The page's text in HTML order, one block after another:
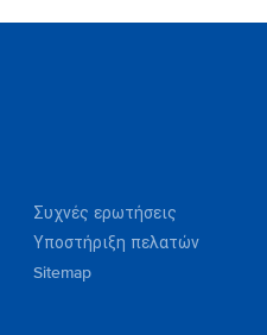
Συχνές ερωτήσεις
Υποστήριξη πελατών
Sitemap